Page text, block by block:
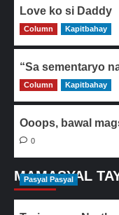
Love ko si Daddy
0
Column Kapitbahay
“Sa sementaryo
0
Column Kapitbahay
Ooops, bawal
0
MAMASYAL
Pasyal Pasyal